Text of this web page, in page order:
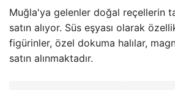
Muğla'ya gelenler doğal reçellerin
satın alıyor. Süs eşyası olarak
figürinler, özel dokuma halılar,
satın alınmaktadır.